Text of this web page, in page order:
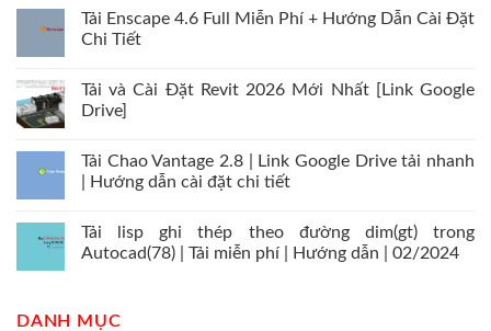
Tải Enscape 4.6 Full Miễn Phí + Hướng Dẫn Cài Đặt
Chi Tiết
Tải và Cài Đặt Revit 2026 Mới Nhất [Link Google
Drive]
Tải Chao Vantage 2.8 | Link Google Drive tải nhanh
| Hướng dẫn cài đặt chi tiết
Tải lisp ghi thép theo đường dim(gt) trong
Autocad(78) | Tải miễn phí | Hướng dẫn | 02/2024
DANH MỤC